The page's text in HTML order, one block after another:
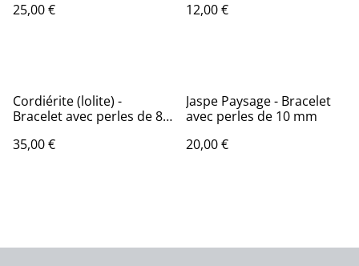
25,00 €
12,00 €
Cordiérite (lolite) -
Bracelet avec perles de 8
35,00 €
Jaspe Paysage - Bracelet
avec perles de 10 mm
20,00 €